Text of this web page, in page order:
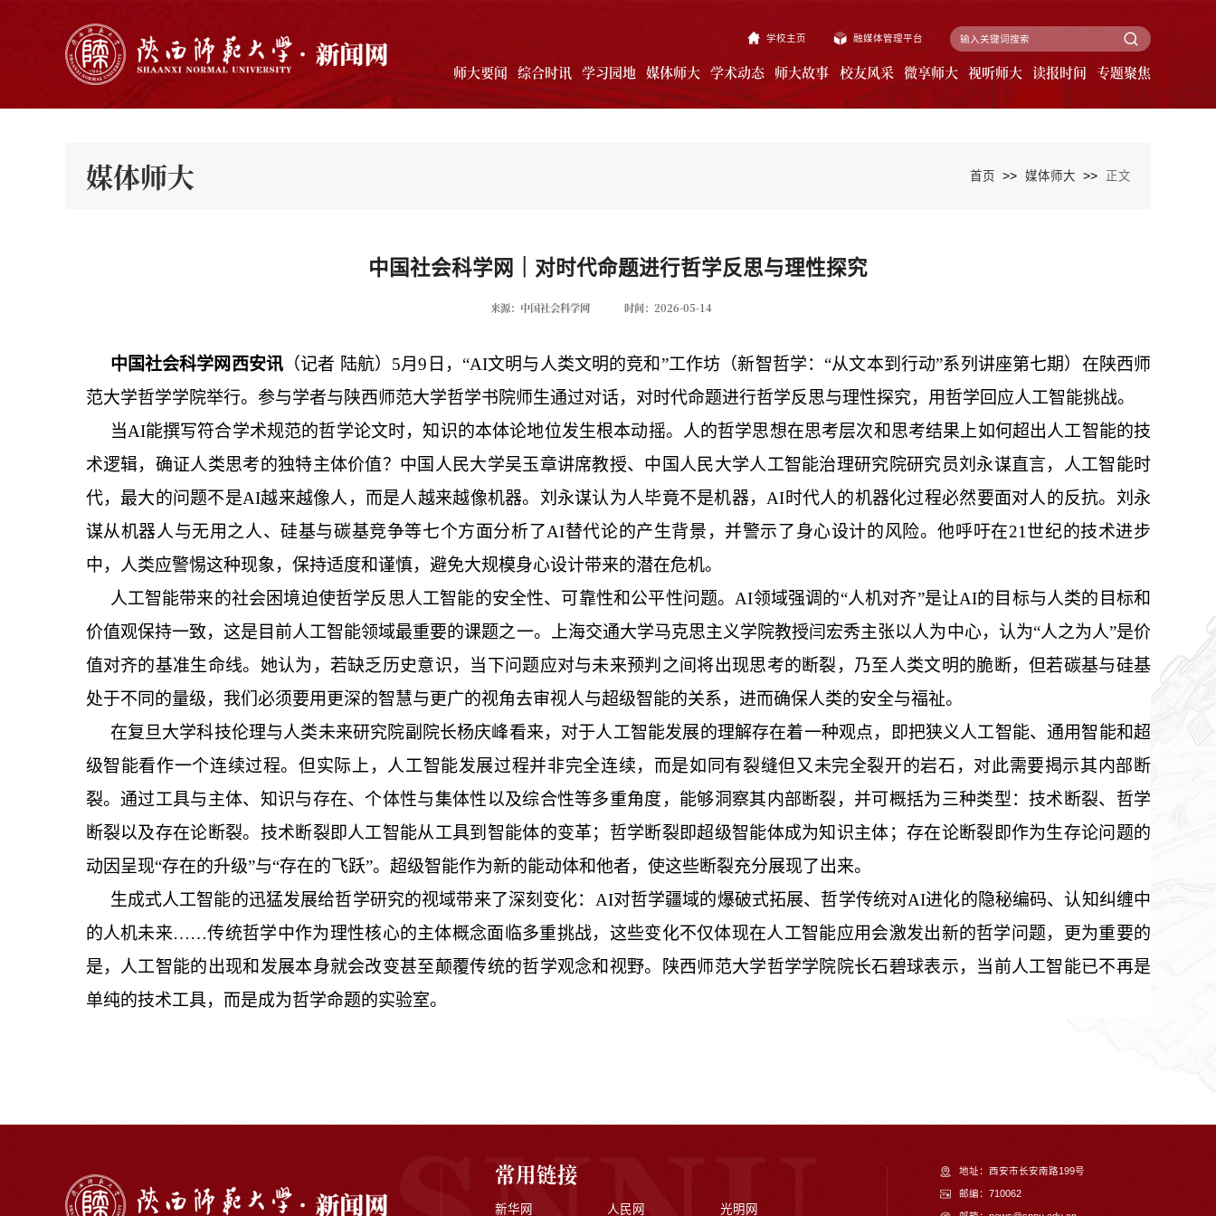
学校主页 融媒体管理平台
师大要闻 综合时讯 学习园地 媒体师大 学术动态 师大故事 校友风采 微享师大 视听师大 读报时间 专题聚焦
媒体师大 首页 >> 媒体师大 >> 正文
中国社会科学网｜对时代命题进行哲学反思与理性探究
来源：中国社会科学网 时间：2026-05-14
中国社会科学网西安讯 （记者 陆航） 5月9日，“AI文明与人类文明的竞和”工作坊（新智哲学：“从文本到行动”系列讲座第七期）在陕西师
范大学哲学学院举行。参与学者与陕西师范大学哲学书院师生通过对话，对时代命题进行哲学反思与理性探究，用哲学回应人工智能挑战。
当AI能撰写符合学术规范的哲学论文时，知识的本体论地位发生根本动摇。人的哲学思想在思考层次和思考结果上如何超出人工智能的技
术逻辑，确证人类思考的独特主体价值？中国人民大学吴玉章讲席教授、中国人民大学人工智能治理研究院研究员刘永谋直言，人工智能时
代，最大的问题不是AI越来越像人，而是人越来越像机器。刘永谋认为人毕竟不是机器，AI时代人的机器化过程必然要面对人的反抗。刘永
谋从机器人与无用之人、硅基与碳基竞争等七个方面分析了AI替代论的产生背景，并警示了身心设计的风险。他呼吁在21世纪的技术进步
中，人类应警惕这种现象，保持适度和谨慎，避免大规模身心设计带来的潜在危机。
人工智能带来的社会困境迫使哲学反思人工智能的安全性、可靠性和公平性问题。 AI领域强调的“人机对齐”是让AI的目标与人类的目标和
价值观保持一致，这是目前人工智能领域最重要的课题之一。上海交通大学马克思主义学院教授闫宏秀主张以人为中心，认为“人之为人”是价
值对齐的基准生命线。她认为，若缺乏历史意识，当下问题应对与未来预判之间将出现思考的断裂，乃至人类文明的脆断，但若碳基与硅基
处于不同的量级，我们必须要用更深的智慧与更广的视角去审视人与超级智能的关系，进而确保人类的安全与福祉。
在复旦大学科技伦理与人类未来研究院副院长杨庆峰看来，对于人工智能发展的理解存在着一种观点，即把狭义人工智能、通用智能和超
级智能看作一个连续过程。但实际上，人工智能发展过程并非完全连续，而是如同有裂缝但又未完全裂开的岩石，对此需要揭示其内部断
裂。通过工具与主体、知识与存在、个体性与集体性以及综合性等多重角度，能够洞察其内部断裂，并可概括为三种类型：技术断裂、哲学
断裂以及存在论断裂。技术断裂即人工智能从工具到智能体的变革；哲学断裂即超级智能体成为知识主体；存在论断裂即作为生存论问题的
动因呈现“存在的升级”与“存在的飞跃”。超级智能作为新的能动体和他者，使这些断裂充分展现了出来。
生成式人工智能的迅猛发展给哲学研究的视域带来了深刻变化： AI对哲学疆域的爆破式拓展、哲学传统对AI进化的隐秘编码、认知纠缠中
的人机未来……传统哲学中作为理性核心的主体概念面临多重挑战，这些变化不仅体现在人工智能应用会激发出新的哲学问题，更为重要的
是，人工智能的出现和发展本身就会改变甚至颠覆传统的哲学观念和视野。陕西师范大学哲学学院院长石碧球表示，当前人工智能已不再是
单纯的技术工具，而是成为哲学命题的实验室。
常用链接
新华网 人民网 光明网
地址：西安市长安南路199号
邮编：710062